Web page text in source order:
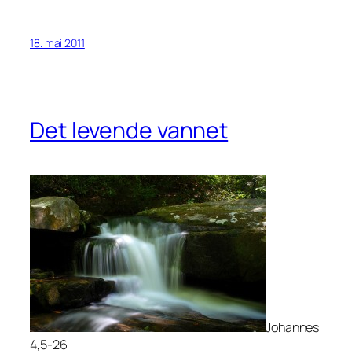
18. mai 2011
Det levende vannet
Johannes
4,5-26